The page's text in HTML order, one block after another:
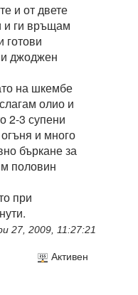
и от двете
и ги връщам
готови
и джоджен
на шкембе
олио и
2-3 супени
и много
бъркане за
половин
при
27, 2009, 11:27:21
Активен